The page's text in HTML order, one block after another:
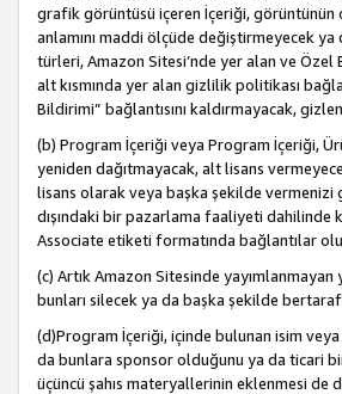
grafik görüntüsü içeren İçeriği, görüntünün
anlamını maddi ölçüde değiştirmeyecek ya
türleri, Amazon Sitesi’nde yer alan ve
alt kısmında yer alan gizlilik politikası
Bildirimi” bağlantısını kaldırmayacak,
(b) Program İçeriği veya Program İçeriği,
yeniden dağıtmayacak, alt lisans
lisans olarak veya başka şekilde
dışındaki bir pazarlama faaliyeti dahilinde
Associate etiketi formatında bağlantılar
(c) Artık Amazon Sitesinde yayımlanmayan
bunları silecek ya da başka şekilde
(d)Program İçeriği, içinde bulunan isim
da bunlara sponsor olduğunu ya da ticari
üçüncü şahıs materyallerinin eklenmesi de